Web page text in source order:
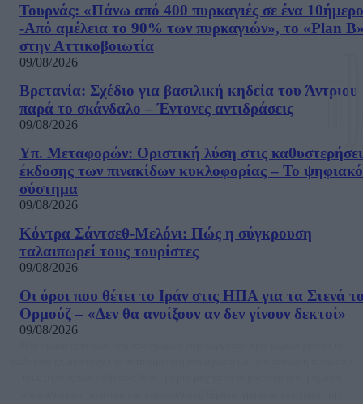
Τουρνάς: «Πάνω από 400 πυρκαγιές σε ένα 10ήμερο
-Από αμέλεια το 90% των πυρκαγιών», το «Plan
στην Αττικοβοιωτία
09/08/2026
Βρετανία: Σχέδιο για βασιλική κηδεία του Άντριου
παρά το σκάνδαλο – Έντονες αντιδράσεις
09/08/2026
Υπ. Μεταφορών: Οριστική λύση στις
έκδοσης των πινακίδων κυκλοφορίας – Το ψηφιακό
σύστημα
09/08/2026
Κόντρα Σάντσεθ-Μελόνι: Πώς η σύγκρουση
ταλαιπωρεί τους τουρίστες
09/08/2026
Οι όροι που θέτει το Ιράν στις ΗΠΑ για τα Στενά
Ορμούζ – «Δεν θα ανοίξουν αν δεν γίνουν δεκτοί»
09/08/2026